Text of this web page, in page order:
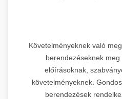
Követelményeknek való
berendezéseknek
előírásoknak,
követelményeknek.
berendezések